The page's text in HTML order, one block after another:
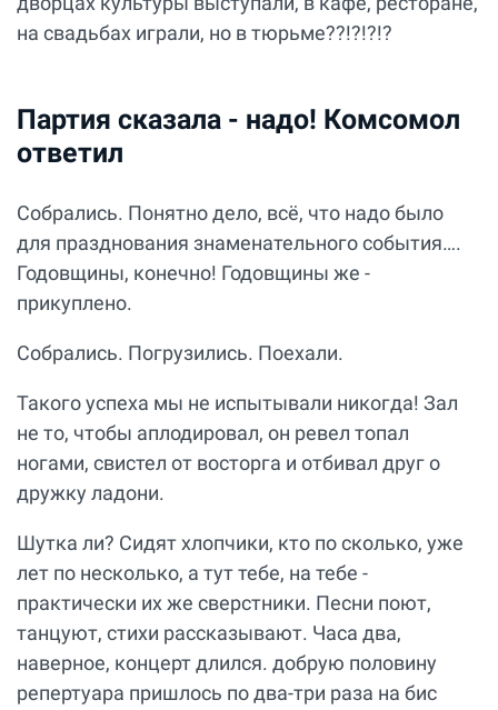
на свадьбах играли, но в тюрьме??!?!?!?
Партия сказала - надо! Комсомол
ответил
Собрались. Понятно дело, всё, что надо было
для празднования знаменательного события….
Годовщины, конечно! Годовщины же -
прикуплено.
Собрались. Погрузились. Поехали.
Такого успеха мы не испытывали никогда! Зал
не то, чтобы аплодировал, он ревел топал
ногами, свистел от восторга и отбивал друг о
дружку ладони.
Шутка ли? Сидят хлопчики, кто по сколько, уже
лет по несколько, а тут тебе, на тебе -
практически их же сверстники. Песни поют,
танцуют, стихи рассказывают. Часа два,
наверное, концерт длился. добрую половину
репертуара пришлось по два-три раза на бис